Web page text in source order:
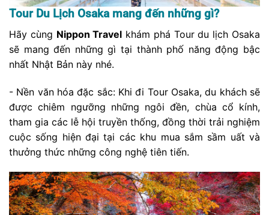
Tour Du Lịch Osaka mang đến những gì?
Hãy cùng Nippon Travel khám phá Tour du lịch Osaka
sẽ mang đến những gì tại thành phố năng động bậc
nhất Nhật Bản này nhé.
- Nền văn hóa đặc sắc: Khi đi Tour Osaka, du khách sẽ
được chiêm ngưỡng những ngôi đền, chùa cổ kính,
tham gia các lễ hội truyền thống, đồng thời trải nghiệm
cuộc sống hiện đại tại các khu mua sắm sầm uất và
thưởng thức những công nghệ tiên tiến.